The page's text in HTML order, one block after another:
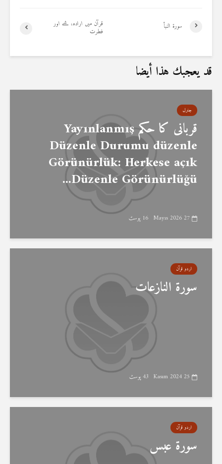
قرآن میں ارادہ، شے اور
فطرت
سورة النبأ
قد يعجبك هذا أيضا
جنرل
قربانی کا حکم Yayınlanmış
Düzenle Durumu düzenle
Görünürlük: Herkese açık
Düzenle Görünürlüğü...
27 Mayıs 2026 16 پوسٹ
اردو قرآن
سورۃ النازعات
25 Kasım 2024 43 پوسٹ
اردو قرآن
سورۃ عبس